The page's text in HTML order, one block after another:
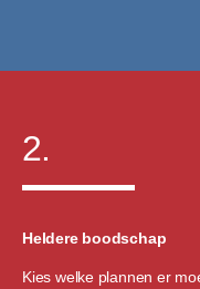
2.
Heldere boodschap
Kies welke plannen er